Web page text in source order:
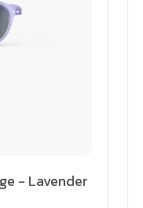
- Lavender